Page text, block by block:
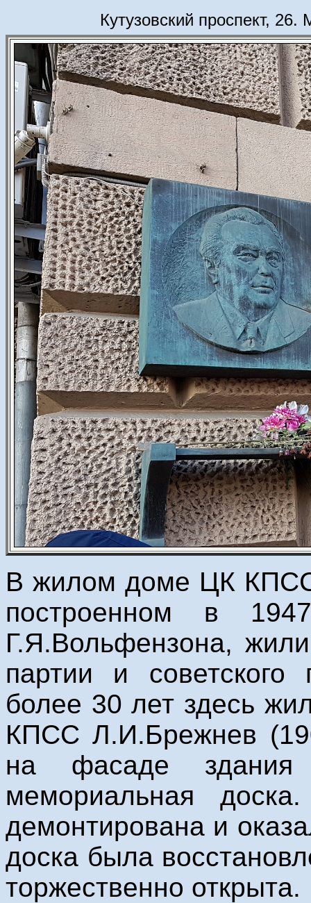
Кутузовский проспект,
В жилом доме ЦК КПСС
построенном в
Г.Я.Вольфензона,
партии и
более 30 лет здесь
КПСС Л.И.Брежнев
на фасаде здания
мемориальная
демонтирована и
доска была
торжественно открыта.